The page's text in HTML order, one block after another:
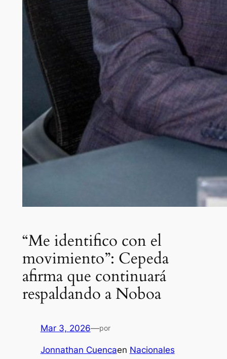
“Me identifico con el
movimiento”: Cepeda
afirma que continuará
respaldando a Noboa
Mar 3, 2026—por
Jonnathan Cuencaen Nacionales